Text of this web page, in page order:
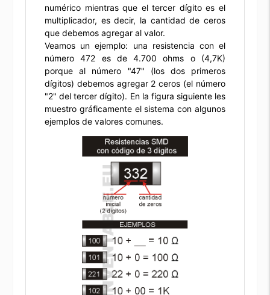
numérico mientras que el tercer dígito es el
multiplicador, es decir, la cantidad de ceros
que debemos agregar al valor.
Veamos un ejemplo: una resistencia con el
número 472 es de 4.700 ohms o (4,7K)
porque al número "47" (los dos primeros
dígitos) debemos agregar 2 ceros (el número
"2" del tercer dígito). En la figura siguiente les
muestro gráficamente el sistema con algunos
ejemplos de valores comunes.